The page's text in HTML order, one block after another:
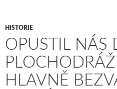
HISTORIE
OPUSTIL NÁS
HLAVNĚ